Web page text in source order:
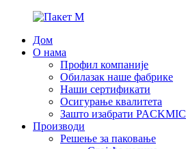
Дом
О нама
Профил компаније
Обилазак наше фабрике
Наши сертификати
Осигурање квалитета
Зашто изабрати PACKMIC
Производи
Решење за паковање